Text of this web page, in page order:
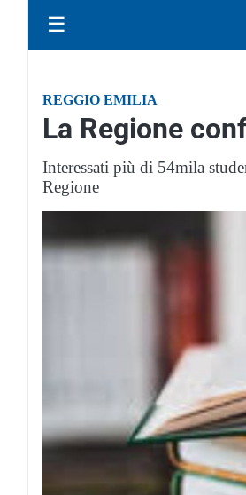
☰
REGGIO EMILIA
La Regione
Interessati più di 54mila
Regione